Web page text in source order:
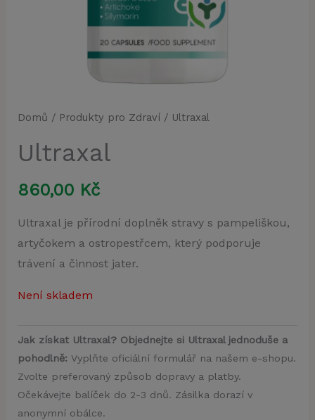
Domů / Produkty pro Zdraví/ Ultraxal
Ultraxal
860,00 Kč
Ultraxal je přírodní doplněk stravy s pampeliškou,
artyčokem a ostropestřcem, který podporuje
trávení a činnost jater.
Není skladem
Jak získat Ultraxal? Objednejte si Ultraxal jednoduše a
pohodlně:Vyplňte oficiální formulář na našem e-shopu.
Zvolte preferovaný způsob dopravy a platby.
Očekávejte balíček do 2-3 dnů. Zásilka dorazí v
anonymní obálce.